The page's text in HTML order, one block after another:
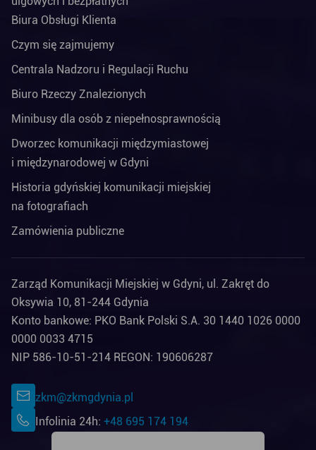
Biura Obsługi Klienta
Czym się zajmujemy
Centrala Nadzoru i Regulacji Ruchu
Biuro Rzeczy Znalezionych
Minibusy dla osób z niepełnosprawnością
Dworzec komunikacji międzymiastowej
i międzynarodowej w Gdyni
Historia gdyńskiej komunikacji miejskiej
na fotografiach
Zamówienia publiczne
Zarząd Komunikacji Miejskiej w Gdyni, ul. Zakręt do
Oksywia 10, 81-244 Gdynia
Konto bankowe: PKO Bank Polski S.A. 30 1440 1026 0000
0000 0033 4715
NIP 586-10-51-214 REGON: 190606287
zkm@zkmgdynia.pl
Infolinia 24h: +48 695 174 194